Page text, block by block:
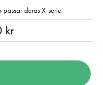
deras X-serie.
kr